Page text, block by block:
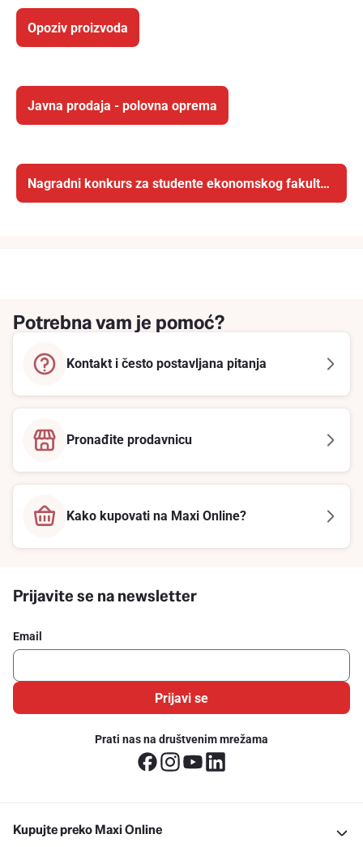
Opoziv proizvoda
Javna prodaja - polovna oprema
Nagradni konkurs za studente ekonomskog fakulteta
Potrebna vam je pomoć?
Kontakt i često postavljana pitanja
Pronađite prodavnicu
Kako kupovati na Maxi Online?
Prijavite se na newsletter
Email
Prijavi se
Prati nas na društvenim mrežama
Kupujte preko Maxi Online